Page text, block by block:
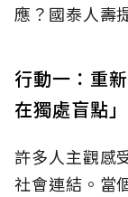
應？國泰人壽
行動一：重
在獨處盲點」
許多人主觀感
社會連結。當